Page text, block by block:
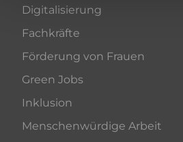
Digitalisierung
Fachkräfte
Förderung von Frauen
Green Jobs
Inklusion
Menschenwürdige Arbeit